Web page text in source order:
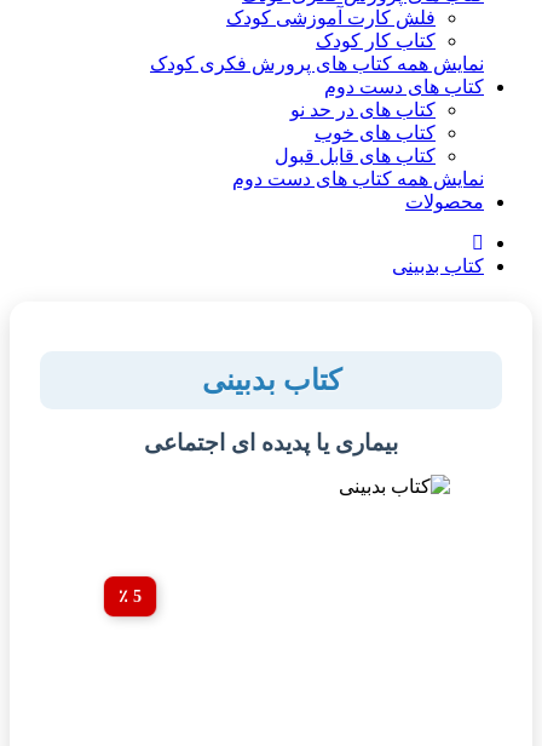
فلش کارت آموزشی کودک
کتاب کار کودک
نمایش همه کتاب های پرورش فکری کودک
کتاب های دست دوم
کتاب های در حد نو
کتاب های خوب
کتاب های قابل قبول
نمایش همه کتاب های دست دوم
محصولات
کتاب بدبینی
کتاب بدبینی
بیماری یا پدیده ای اجتماعی
5 ٪